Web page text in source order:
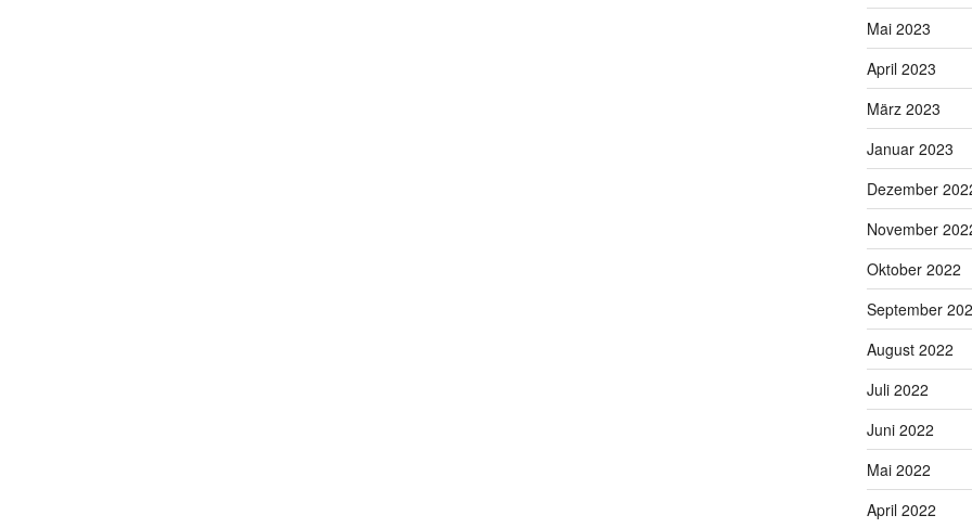
Mai 2023
April 2023
März 2023
Januar 2023
Dezember
November
Oktober 2022
September
August 2022
Juli 2022
Juni 2022
Mai 2022
April 2022